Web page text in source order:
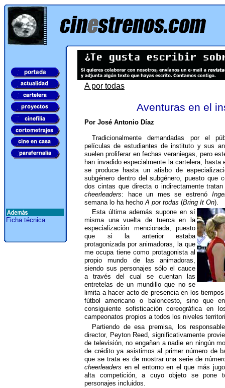
Ficha técnica
A por todas
Aventuras en el
Por José Antonio Díaz
Tradicionalmente demandadas por el
películas de estudiantes de instituto y sus
suelen proliferar en fechas veraniegas, pero
han invadido especialmente la cartelera, hasta
se produce hasta un atisbo de
subgénero dentro del subgénero, puesto que
dos cintas que directa o indirectamente
cheerleaders: hace un mes se estrenó
semana lo ha hechoA por todas (Bring It On).
Esta última además supone en sí
misma una vuelta de tuerca en la
especialización mencionada, puesto
que si la anterior estaba
protagonizada por animadoras, la que
me ocupa tiene como protagonista al
propio mundo de las animadoras,
siendo sus personajes sólo el cauce
a través del cual se cuentan las
entretelas de un mundillo que no se
limita a hacer acto de presencia en los
fútbol americano o baloncesto, sino que
consiguiente sofisticación coreográfica en
campeonatos propios a todos los niveles
Partiendo de esa premisa, los
director, Peyton Reed, significativamente
de televisión, no engañan a nadie en ningún
de crédito ya asistimos al primer número de
que se trata es de mostrar una serie de
cheerleaders en el entorno en el que más
alta competición, a cuyo objeto se pone
personajes incluidos.